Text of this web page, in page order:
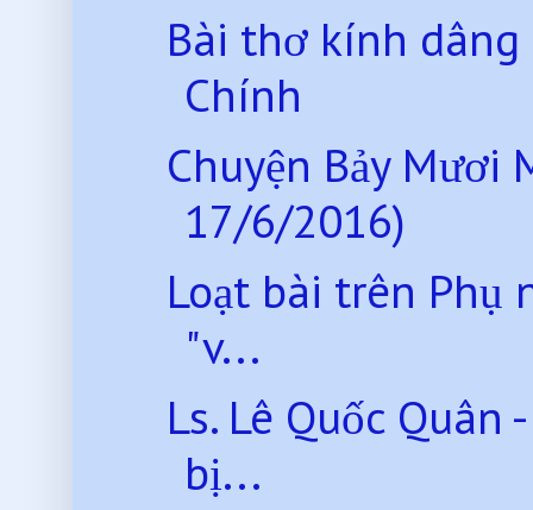
Bài thơ kính
Chính
Chuyện Bảy Mươi
17/6/2016)
Loạt bài trên Phụ
"v...
Ls. Lê Quốc
bị...